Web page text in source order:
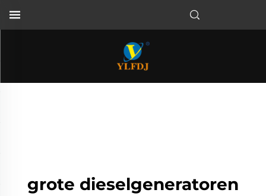
grote dieselgeneratoren